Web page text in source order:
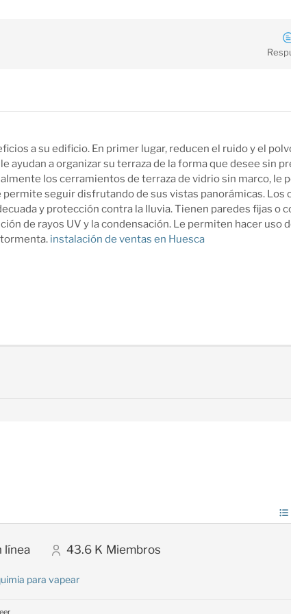
a su edificio. En primer lugar, reducen el ruido y el
ayudan a organizar su terraza de la forma que desee sin
los cerramientos de terraza de vidrio sin marco, le
seguir disfrutando de sus vistas panorámicas.
y protección contra la lluvia. Tienen paredes fijas o
de rayos UV y la condensación. Le permiten hacer uso
instalación de ventas en Huesca
línea 43.6 K Miembros
para vapear